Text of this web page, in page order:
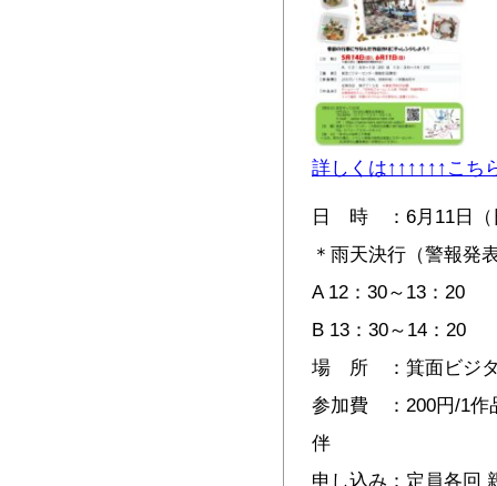
詳しくは↑↑↑↑↑↑こち
日 時 ：6月11日（
＊雨天決行（警報発
A 12：30～13：20
B 13：30～14：20
場 所 ：箕面ビジタ
参加費 ：200円/1作
伴
申し込み：定員各